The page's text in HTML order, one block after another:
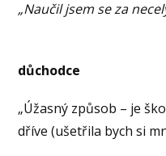
„Naučil jsem se za
důchodce
„Úžasný způsob – je
dříve (ušetřila bych si